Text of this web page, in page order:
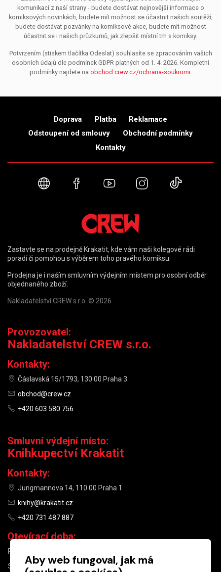
komunikací z naší strany - budete dostávat nejnovější informace o
komiksových novinkách, budete mít možnost se účastnit našich soutěží,
budete dostávat pozvánky na komiksové akce, budete mít možnost
účastnit se i našich průzkumů, jak zlepšit místní trh s komiksy.
Potvrzením (stiskem tlačítka Odeslat) souhlasíte se zpracováním vašich
osobních údajů dle podmínek GDPR platných od 1. 4. 2026. Kompletní
podmínky najdete na obchod.crew.cz/ochrana-soukromi.
Doprava Platba
Reklamace
Odstoupení od smlouvy
Obchodní podmínky
Kontakty
Webové stránky
FacebookYouTubeInstagram
Zastavte se na prodejně Krakatit, kde vám naši kolegové rádi
poradí či pomohou s výběrem toho pravého komiksu.
Prodejna je i naším smluvním výdejním místem pro osobní odběr
objednaného zboží.
Nakladatelství CREW s.r.o. © 2026
Provozovatel:
Nakladatelství CREW s.r.o.
Kontakty:
Čáslavská 15/1793, 130 00 Praha 3
obchod@crew.cz
+420 603 580 756
Smluvní výdejní místo:
Knihkupectví Krakatit
Kontakty:
Jungmannova 14, 110 00 Praha 1
knihy@krakatit.cz
+420 731 487 887
Otevírací doba:
PO–PÁ
SO
10:00–13:00
Aby web fungoval, jak má